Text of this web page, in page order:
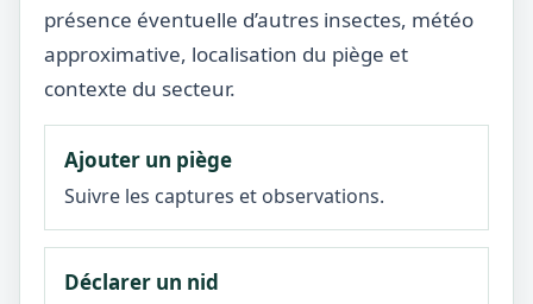
présence éventuelle d’autres insectes, météo
approximative, localisation du piège et
contexte du secteur.
Ajouter un piège
Suivre les captures et observations.
Déclarer un nid